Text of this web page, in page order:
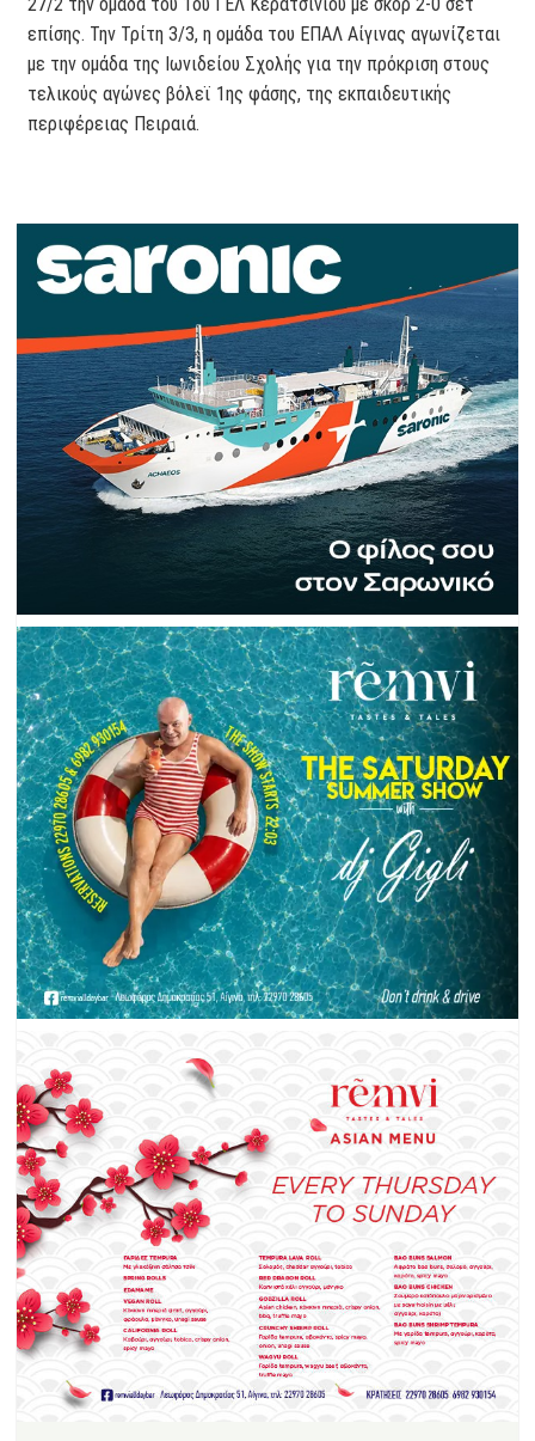
επίσης. Την Τρίτη 3/3, η ομάδα του ΕΠΑΛ Αίγινας αγωνίζεται
με την ομάδα της Ιωνιδείου Σχολής για την πρόκριση στους
τελικούς αγώνες βόλεϊ 1ης φάσης, της εκπαιδευτικής
περιφέρειας Πειραιά.